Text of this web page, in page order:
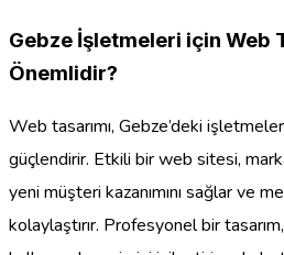
Gebze İşletmeleri için Web
Önemlidir?
Web tasarımı, Gebze’deki
güçlendirir. Etkili bir web sitesi,
yeni müşteri kazanımını sağlar ve
kolaylaştırır. Profesyonel bir